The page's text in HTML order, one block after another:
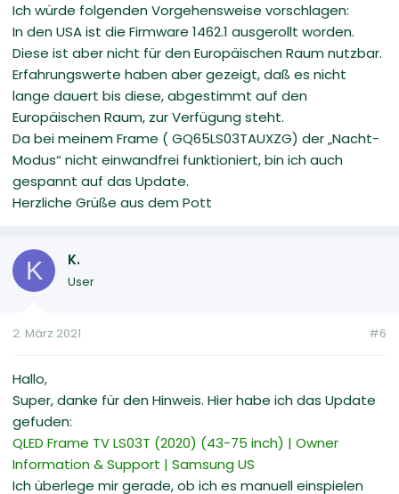
Ich würde folgenden Vorgehensweise vorschlagen:
In den USA ist die Firmware 1462.1 ausgerollt worden.
Diese ist aber nicht für den Europäischen Raum nutzbar.
Erfahrungswerte haben aber gezeigt, daß es nicht
lange dauert bis diese, abgestimmt auf den
Europäischen Raum, zur Verfügung steht.
Da bei meinem Frame ( GQ65LS03TAUXZG) der „Nacht-
Modus“ nicht einwandfrei funktioniert, bin ich auch
gespannt auf das Update.
Herzliche Grüße aus dem Pott
K K.
User
2. März 2021 #6
Hallo,
Super, danke für den Hinweis. Hier habe ich das Update
gefuden:
QLED Frame TV LS03T (2020) (43-75 inch) | Owner
Information & Support | Samsung US
Ich überlege mir gerade, ob ich es manuell einspielen